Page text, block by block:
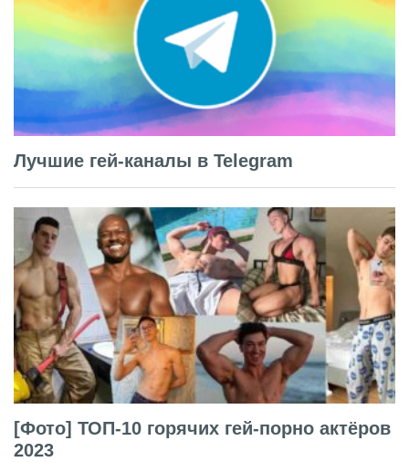
Лучшие гей-каналы в Telegram
[Фото] ТОП-10 горячих гей-порно актёров
2023